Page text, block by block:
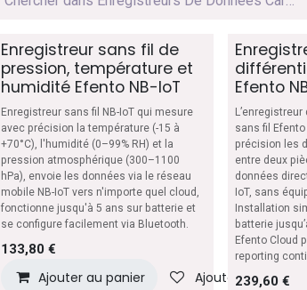
Enregistreur sans fil de
pression, température et
humidité Efento NB-IoT
Enregistreur sans fil NB-IoT qui mesure
avec précision la température (-15 à
+70°C), l'humidité (0–99% RH) et la
pression atmosphérique (300–1100
hPa), envoie les données via le réseau
mobile NB-IoT vers n'importe quel cloud,
fonctionne jusqu'à 5 ans sur batterie et
se configure facilement via Bluetooth.
133,80 €
Ajouter au panier Ajouter à la liste
Efento
sans fil
précision les
entre deux
données
IoT, sans
Installation
batterie
Efento Cloud
reporting
239,60€